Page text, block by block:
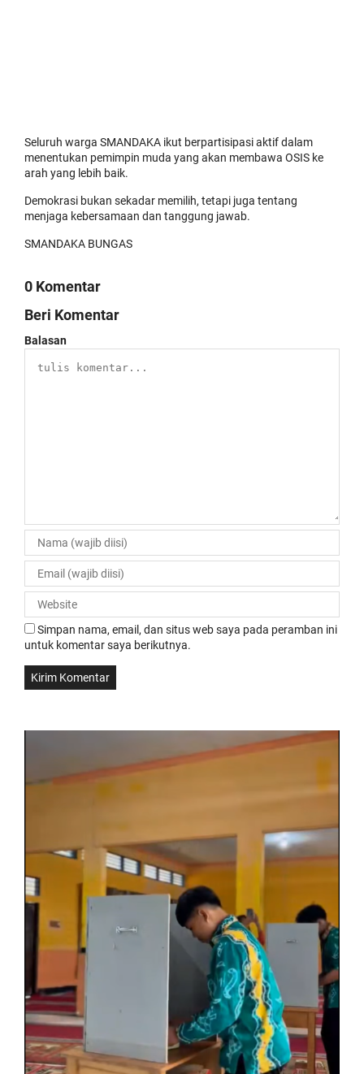
Seluruh warga SMANDAKA ikut berpartisipasi aktif dalam
menentukan pemimpin muda yang akan membawa OSIS ke
arah yang lebih baik.
Demokrasi bukan sekadar memilih, tetapi juga tentang
menjaga kebersamaan dan tanggung jawab.
SMANDAKA BUNGAS
0 Komentar
Beri Komentar
Balasan
Simpan nama, email, dan situs web saya pada peramban ini
untuk komentar saya berikutnya.